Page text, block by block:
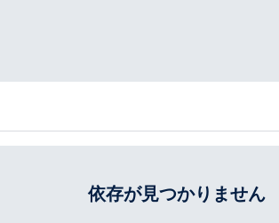
依存が見つかりません